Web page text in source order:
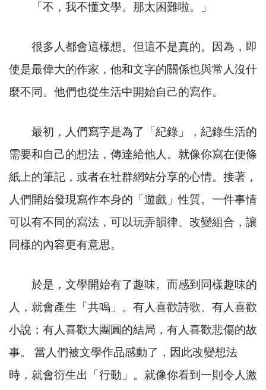
「不，我不懂文學。那太困難啦。」
很多人都會這樣想。但這不是真的。因為，即
使是最偉大的作家，他和文字的關係也與常人沒什
麼不同。他們也從生活中開始自己的寫作。
最初，人們寫字是為了「紀錄」，紀錄生活的
需要和自己的想法，傳達給他人。就像你寫在便條
紙上的筆記，或者在社群網站分享的心情。接著，
人們開始發現寫作本身的「遊戲」性質。一件事情
可以有不同的寫法，可以玩弄韻律、改變組合，讓
同樣的內容更有意思。
於是，文學開始有了趣味。而感到同樣趣味的
人，就會產生「共鳴」。有人喜歡詩歌、有人喜歡
小說；有人喜歡大團圓的結局，有人喜歡悲傷的故
事。 當人們被文學作品感動了，因此改變想法
時，就會衍生出「行動」。就像你看到一則令人激